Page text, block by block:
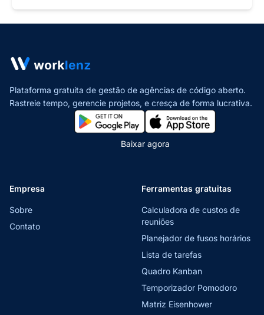
Plataforma gratuita de gestão de agências de código aberto.
Rastreie tempo, gerencie projetos, e cresça de forma lucrativa.
Baixar agora
Empresa
Sobre
Contato
Ferramentas gratuitas
Calculadora de custos de
reuniões
Planejador de fusos horários
Lista de tarefas
Quadro Kanban
Temporizador Pomodoro
Matriz Eisenhower